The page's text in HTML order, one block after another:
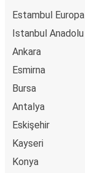
Estambul Europa
Istanbul Anadolu
Ankara
Esmirna
Bursa
Antalya
Eskişehir
Kayseri
Konya